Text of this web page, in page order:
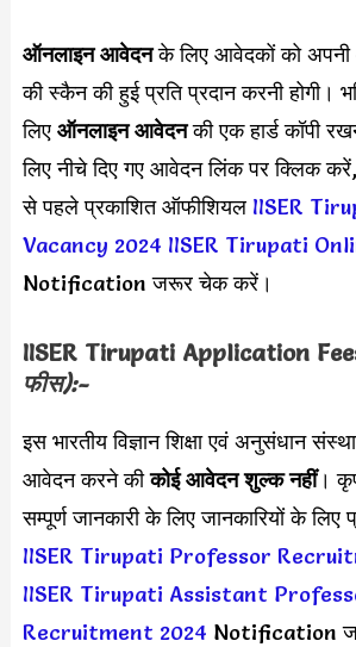
ऑनलाइन आवेदनके लिए आवेदकों को अपनी
की स्कैन की हुई प्रति प्रदान करनी होगी।
लिएऑनलाइन आवेदनकी एक हार्ड कॉपी
लिए नीचे दिए गए आवेदन लिंक पर क्लिक
से पहले प्रकाशित ऑफीशियल IISER
Vacancy 2024 IISER Tirupati
Notification जरूर चेक करें।
IISER Tirupati Application
फीस):-
इस भारतीय विज्ञान शिक्षा एवं अनुसंधान
आवेदन करने कीकोई आवेदन शुल्क नहीं।
सम्पूर्ण जानकारी के लिए जानकारियों के
IISER Tirupati Professor
IISER Tirupati Assistant
Recruitment 2024 Notification